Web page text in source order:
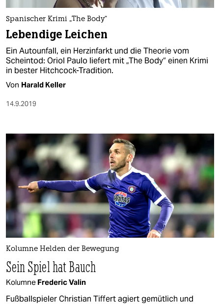
Spanischer Krimi „The Body“
Lebendige Leichen
Ein Autounfall, ein Herzinfarkt und die Theorie vom
Scheintod: Oriol Paulo liefert mit „The Body“ einen Krimi
in bester Hitchcock-Tradition.
Von Harald Keller
14.9.2019
Kolumne Helden der Bewegung
Sein Spiel hat Bauch
Kolumne Frederic Valin
Fußballspieler Christian Tiffert agiert gemütlich und